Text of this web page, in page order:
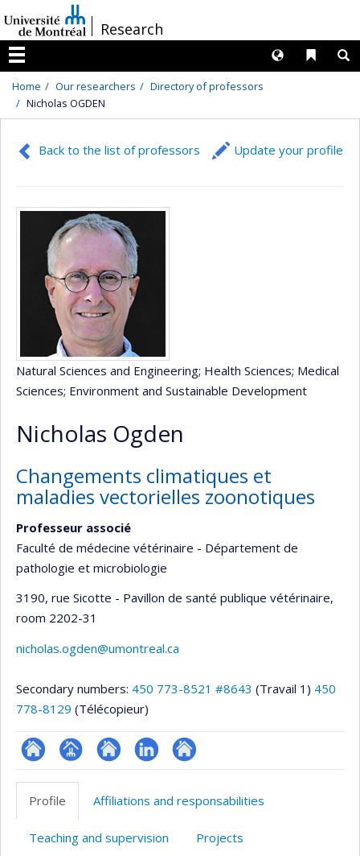
au
contenu
/Research
Menu
Liens
Langues
Home Our researchers
Directory of professors
Nicholas OGDEN
Back to the list of professors Update your profile
Natural Sciences and Engineering; Health Sciences; Medical
Sciences; Environment and Sustainable Development
Nicholas Ogden
Changements climatiques et
maladies vectorielles zoonotiques
Professeur associé
Faculté de médecine vétérinaire - Département de
pathologie et microbiologie
3190, rue Sicotte - Pavillon de santé publique vétérinaire,
room 2202-31
nicholas.ogden@umontreal.ca
Secondary numbers: 450 773-8521 #8643 (Travail 1) 450
778-8129 (Télécopieur)
ResearchGate
Page
(faculté,département,école)
Site
l’unité
LinkedInAutre
web
Profile Affiliations and responsabilities
Teaching and supervision Projects